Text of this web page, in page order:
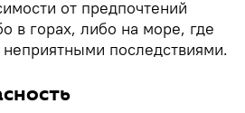
от предпочтений
в горах, либо на море, где
неприятными последствиями.